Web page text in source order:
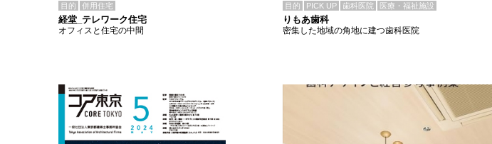
目的 併用住宅
経堂_テレワーク住宅
オフィスと住宅の中間
目的 PICK UP 歯科医院 医療・福祉施設
りもあ歯科
密集した地域の角地に建つ歯科医院